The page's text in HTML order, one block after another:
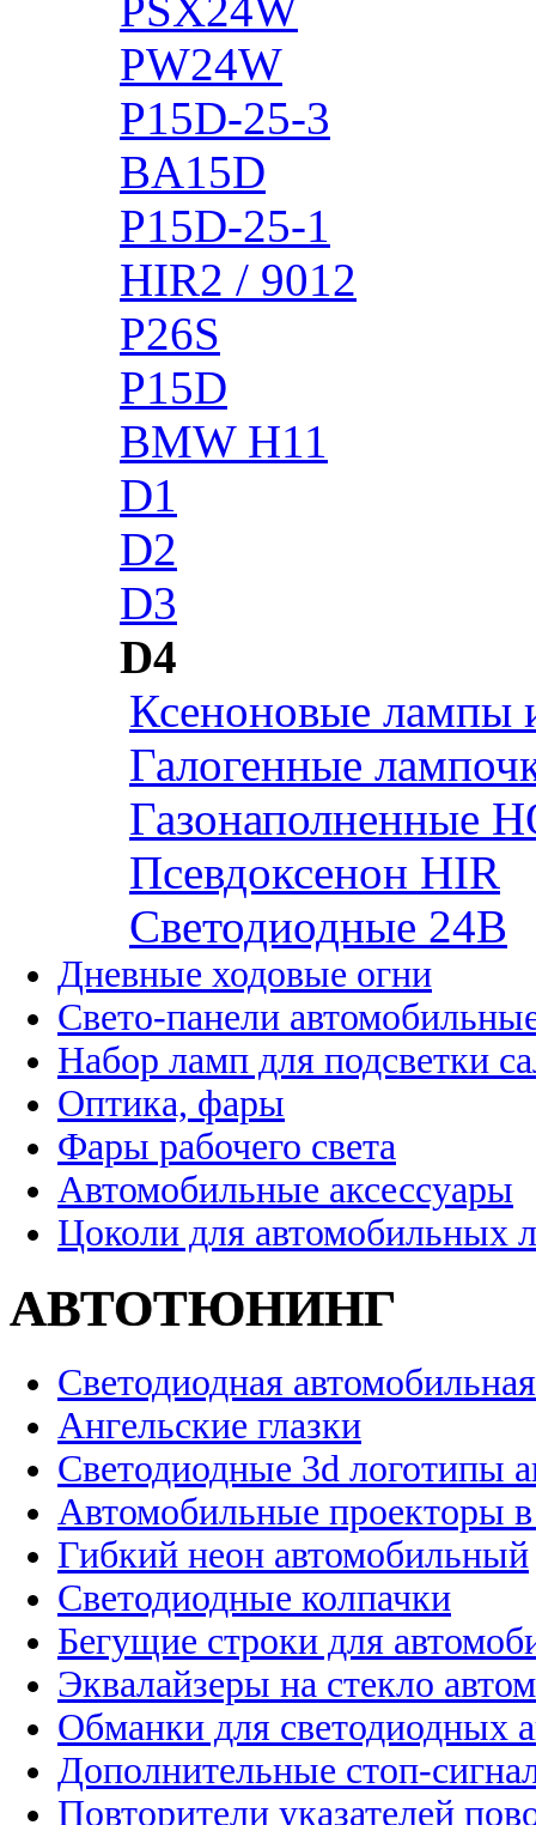
PSX24W
PW24W
P15D-25-3
BA15D
P15D-25-1
HIR2 / 9012
P26S
P15D
BMW H11
D1
D2
D3
D4
Ксеноновые лампы
Галогенные
Газонаполненные
Псевдоксенон HIR
Cветодиодные 24B
Дневные ходовые огни
Свето-панели
Набор ламп для подсветки
Оптика, фары
Фары рабочего света
Автомобильные аксессуары
Цоколи для автомобильных
АВТОТЮНИНГ
Светодиодная
Ангельские глазки
Светодиодные 3d логотипы
Автомобильные проекторы
Гибкий неон автомобильный
Светодиодные колпачки
Бегущие строки для
Эквалайзеры на стекло
Обманки для светодиодных
Дополнительные стоп-
Повторители указателей